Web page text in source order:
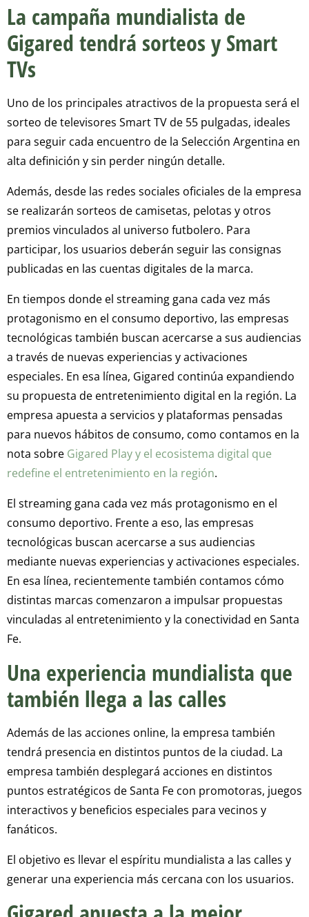
La campaña mundialista de
Gigared tendrá sorteos y Smart
TVs
Uno de los principales atractivos de la propuesta será el
sorteo de televisores Smart TV de 55 pulgadas, ideales
para seguir cada encuentro de la Selección Argentina en
alta definición y sin perder ningún detalle.
Además, desde las redes sociales oficiales de la empresa
se realizarán sorteos de camisetas, pelotas y otros
premios vinculados al universo futbolero. Para
participar, los usuarios deberán seguir las consignas
publicadas en las cuentas digitales de la marca.
En tiempos donde el streaming gana cada vez más
protagonismo en el consumo deportivo, las empresas
tecnológicas también buscan acercarse a sus audiencias
a través de nuevas experiencias y activaciones
especiales. En esa línea, Gigared continúa expandiendo
su propuesta de entretenimiento digital en la región. La
empresa apuesta a servicios y plataformas pensadas
para nuevos hábitos de consumo, como contamos en la
nota sobre Gigared Play y el ecosistema digital que
redefine el entretenimiento en la región.
El streaming gana cada vez más protagonismo en el
consumo deportivo. Frente a eso, las empresas
tecnológicas buscan acercarse a sus audiencias
mediante nuevas experiencias y activaciones especiales.
En esa línea, recientemente también contamos cómo
distintas marcas comenzaron a impulsar propuestas
vinculadas al entretenimiento y la conectividad en Santa
Fe.
Una experiencia mundialista que
también llega a las calles
Además de las acciones online, la empresa también
tendrá presencia en distintos puntos de la ciudad. La
empresa también desplegará acciones en distintos
puntos estratégicos de Santa Fe con promotoras, juegos
interactivos y beneficios especiales para vecinos y
fanáticos.
El objetivo es llevar el espíritu mundialista a las calles y
generar una experiencia más cercana con los usuarios.